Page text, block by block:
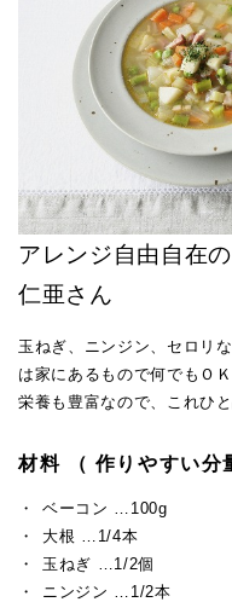
アレンジ自由自在
仁亜さん
玉ねぎ、ニンジン、セロリ
は家にあるもので何でもＯＫ
栄養も豊富なので、これひ
材料 （ 作りやすい分
ベーコン …100g
大根 …1/4本
玉ねぎ …1/2個
ニンジン …1/2本